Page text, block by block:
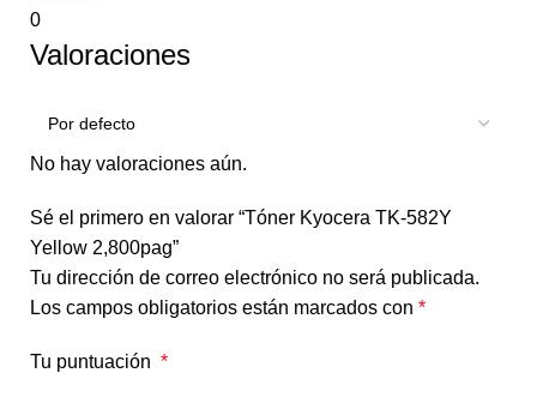
0
Valoraciones
No hay valoraciones aún.
Sé el primero en valorar “Tóner Kyocera TK-582Y
Yellow 2,800pag”
Tu dirección de correo electrónico no será publicada.
Los campos obligatorios están marcados con *
Tu puntuación *